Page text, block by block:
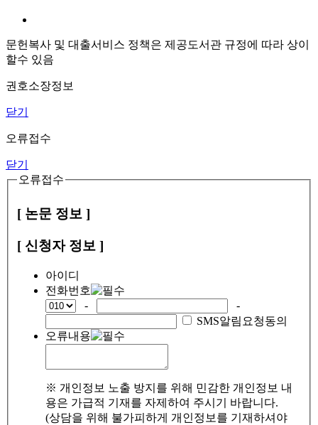
문헌복사 및 대출서비스 정책은 제공도서관 규정에 따라 상이
할수 있음
권호소장정보
닫기
오류접수
닫기
오류접수
[ 논문 정보 ]
[ 신청자 정보 ]
아이디
전화번호
-
-
SMS알림요청동의
오류내용
※ 개인정보 노출 방지를 위해 민감한 개인정보 내
용은 가급적 기재를 자제하여 주시기 바랍니다.
(상담을 위해 불가피하게 개인정보를 기재하셔야